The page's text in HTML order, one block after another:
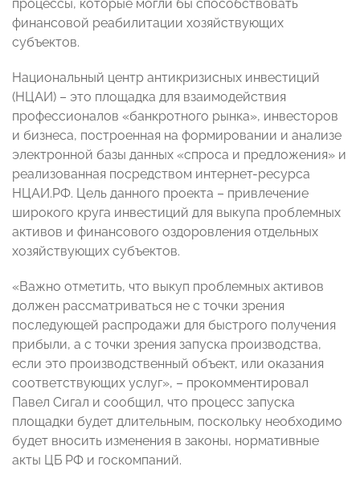
процессы, которые могли бы способствовать
финансовой реабилитации хозяйствующих
субъектов.
Национальный центр антикризисных инвестиций
(НЦАИ) – это площадка для взаимодействия
профессионалов «банкротного рынка», инвесторов
и бизнеса, построенная на формировании и анализе
электронной базы данных «спроса и предложения» и
реализованная посредством интернет-ресурса
НЦАИ.РФ. Цель данного проекта – привлечение
широкого круга инвестиций для выкупа проблемных
активов и финансового оздоровления отдельных
хозяйствующих субъектов.
«Важно отметить, что выкуп проблемных активов
должен рассматриваться не с точки зрения
последующей распродажи для быстрого получения
прибыли, а с точки зрения запуска производства,
если это производственный объект, или оказания
соответствующих услуг», – прокомментировал
Павел Сигал и сообщил, что процесс запуска
площадки будет длительным, поскольку необходимо
будет вносить изменения в законы, нормативные
акты ЦБ РФ и госкомпаний.